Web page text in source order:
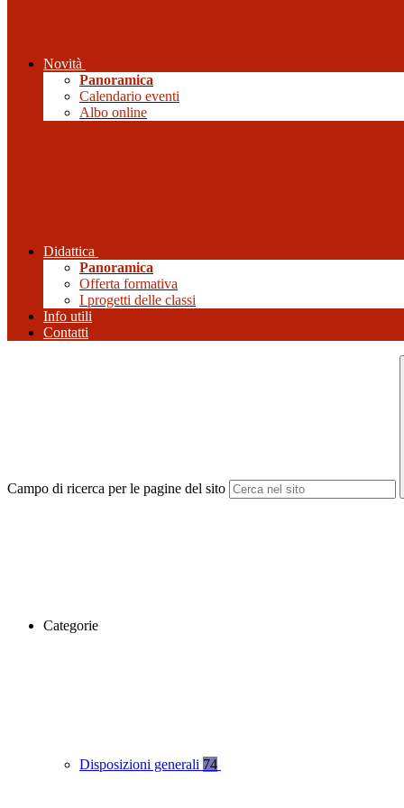
Novità
Panoramica
Calendario eventi
Albo online
Didattica
Panoramica
Offerta formativa
I progetti delle classi
Info utili
Contatti
Campo di ricerca per le pagine del sito
Categorie
Disposizioni generali 74